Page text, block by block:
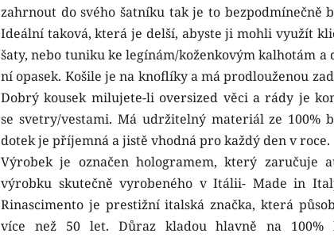
zahrnout do svého šatníku tak je to bezpodmínečně
Ideální taková, která je delší, abyste ji mohli využít
šaty, nebo tuniku ke legínám/koženkovým kalhotám a
ní opasek. Košile je na knoflíky a má prodlouženou
Dobrý kousek milujete-li oversized věci a rády je
se svetry/vestami. Má udržitelný materiál ze 100%
dotek je příjemná a jistě vhodná pro každý den v roce.
Výrobek je označen hologramem, který zaručuje
výrobku skutečně vyrobeného v Itálii- Made in
Rinascimento je prestižní italská značka, která
více než 50 let. Důraz kladou hlavně na 100%